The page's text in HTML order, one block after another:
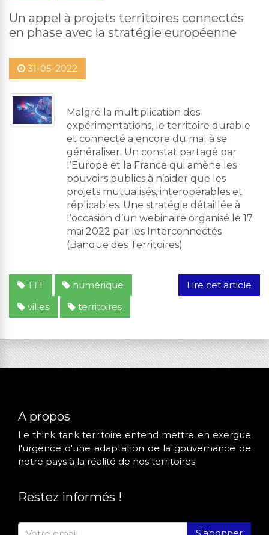
Un appel à projets territoires connectés
en phase avec la stratégie européenne
31-05-2022
Malgré la multiplication des
expérimentations, le territoire durable
et connecté a encore du mal à se
généraliser. Un constat partagé par
l’Europe et la France qui amène les
pouvoirs publics à n’aider que les
projets mutualisés, interopérables et
réplicables. Une stratégie détaillée à
l’occasion d’un webinaire organisé le 17
mai 2022 par les Interconnectés
(Banque des Territoires)
Lire cet article
TTT
numérique
villes
territoires
A propos
Le think tank territoire entend mettre en exergue
l'urgence d'une adaptation de la gouvernance de
notre pays à la réalité de nos territoires
Restez informés !